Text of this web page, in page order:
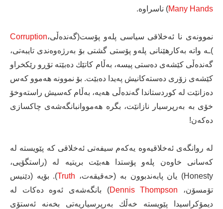
Many Hands) ناسراوه‌.
نموونه‌ى نا ئه‌خلاقی سیاسی پله‌و پۆست(گه‌نده‌ڵی‌،Corruption
)ـه‌ واته‌ به‌كارهێنانی پله‌و پۆستی گشتی بۆ به‌رژه‌وه‌ندی تایبه‌تی،
گه‌نده‌ڵی كێشه‌ى ده‌ستی پیسه‌، به‌ڵام كاتێك ده‌بێته‌ تۆڕو رێكخراو
كێشه‌ى زۆری ده‌سته‌كانیش په‌یدا ده‌بێت. بۆ نموونه‌ هه‌موو كه‌س
ده‌زانێت له‌ كوردستاندا گه‌نده‌ڵی هه‌یه‌، به‌ڵام كه‌سیش راسته‌وخۆ
خۆی به‌ به‌رپرسیار نازانێت، بگره‌ هه‌مووانبانگه‌شه‌ی چاكسازی
ده‌كه‌ن!
له‌ روانگه‌ی ئه‌خلاقیه‌وه‌ یه‌كه‌م سیفه‌تی ئه‌خلاقی كه‌ پێویسته‌ له‌
كه‌سانی خاوه‌ن پله‌و پۆستدا هه‌بێت بریتیه‌ له (راستگۆیی،
Honesty) یان پابه‌ندبوون به‌‌ (حه‌قیقه‌ت،
Truth). بۆیه‌ (دێنیس
تۆمسۆن، Dennis Thompson) بانگه‌شه‌ی ئه‌وه‌ ده‌كات له‌
دیمۆكراسیدا پێویسته‌ خه‌ڵك به‌رپرسیاریه‌تی بخه‌نه‌ ئه‌ستۆی